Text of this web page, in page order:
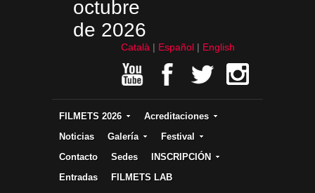
octubre
de 2026
Català Español English
FILMETS 2026
Acreditaciones
Noticias
Galería
Festival
Contacto
Sedes
INSCRIPCIÓN
Entradas
FILMETS LAB